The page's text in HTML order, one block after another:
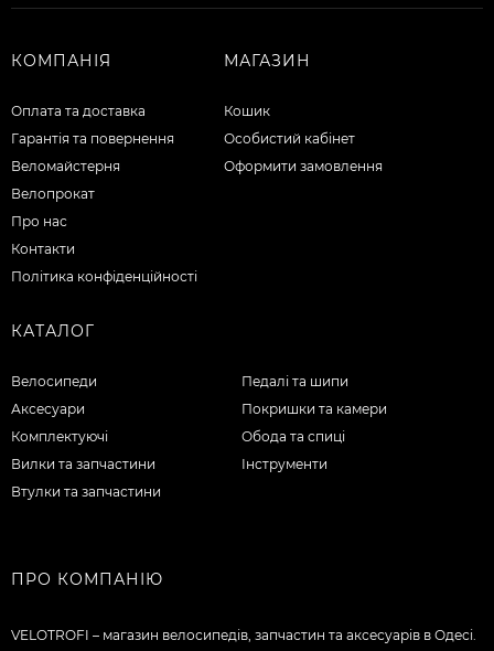
КОМПАНІЯ
Оплата та доставка
Гарантія та повернення
Веломайстерня
Велопрокат
Про нас
Контакти
Політика конфіденційності
МАГАЗИН
Кошик
Особистий кабінет
Оформити замовлення
КАТАЛОГ
Велосипеди
Аксесуари
Комплектуючі
Вилки та запчастини
Втулки та запчастини
Педалі та шипи
Покришки та камери
Обода та спиці
Інструменти
ПРО КОМПАНІЮ
VELOTROFI – магазин велосипедів, запчастин та аксесуарів в Одесі.